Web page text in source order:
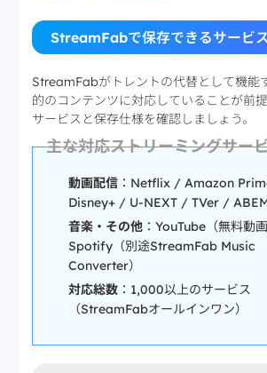
字幕・音
声選択
ファイル依存（選
択不可の場合が多
言
ウ
StreamFabで保存できるサービ
StreamFabがトレントの代替として機能
的のコンテンツに対応していることが前
サービスと保存仕様を確認しましょう。
主な対応ストリーミングサー
動画配信 ：Netflix / Amazon
Disney+ / U-NEXT / TVer /
音楽・その他 ：YouTube（無料動
Spotify（別途StreamFab Music
Converter）
対応総数 ：1,000以上のサービス
（StreamFabオールインワン）